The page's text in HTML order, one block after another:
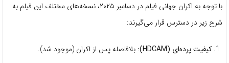
با توجه به اکران جهانی فیلم در دسامبر ۲۰۲۵، نسخه‌های مختلف این فیلم به
شرح زیر در دسترس قرار می‌گیرند:
کیفیت پرده‌ای (HDCAM): بلافاصله پس از اکران (موجود شد).